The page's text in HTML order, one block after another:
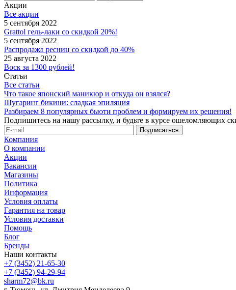
Акции
Все акции
5 сентября 2022
Grattol гель-лаки со скидкой 20%!
5 сентября 2022
Распродажа ресниц со скидкой до 40%
25 августа 2022
Воск за 1300 рублей!
Статьи
Все статьи
Что такое японский маникюр и откуда он взялся?
Шугаринг бикини: сладкая эпиляция
Разбираем 8 популярных бьюти проблем и формируем их решения!
Подпишитесь на нашу рассылку, и будьте в курсе ошеломляющих
Компания
О компании
Акции
Вакансии
Магазины
Политика
Информация
Условия оплаты
Гарантия на товар
Условия доставки
Помощь
Блог
Бренды
Наши контакты
+7 (3452) 21-65-30
+7 (3452) 94-29-94
sharm72@bk.ru